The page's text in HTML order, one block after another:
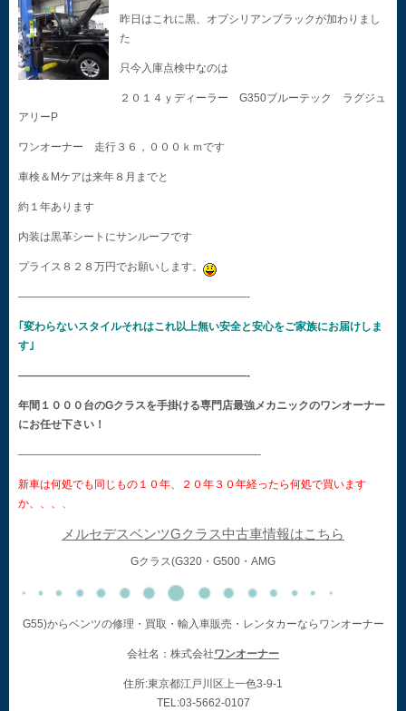
昨日はこれに黒、オプシリアンブラックが加わりまし
た
只今入庫点検中なのは
２０１４ｙディーラー G350ブルーテック ラグジュ
アリーP
ワンオーナー 走行３６，０００ｋｍです
車検＆Mケアは来年８月までと
約１年あります
内装は黒革シートにサンルーフです
プライス８２８万円でお願いします。
—————————————————————-
｢変わらないスタイルそれはこれ以上無い安全と安心をご家族にお届けしま
す｣
—————————————————————-
年間１０００台のGクラスを手掛ける専門店最強メカニックのワンオーナー
にお任せ下さい！
——————————————————————-
新車は何処でも同じもの１０年、２０年３０年経ったら何処で買います
か、、、 、
メルセデスベンツGクラス中古車情報はこちら
Gクラス(G320・G500・AMG
G55)からベンツの修理・買取・輸入車販売・レンタカーならワンオーナー
会社名：株式会社ワンオーナー
住所:東京都江戸川区上一色3-9-1
TEL:03-5662-0107